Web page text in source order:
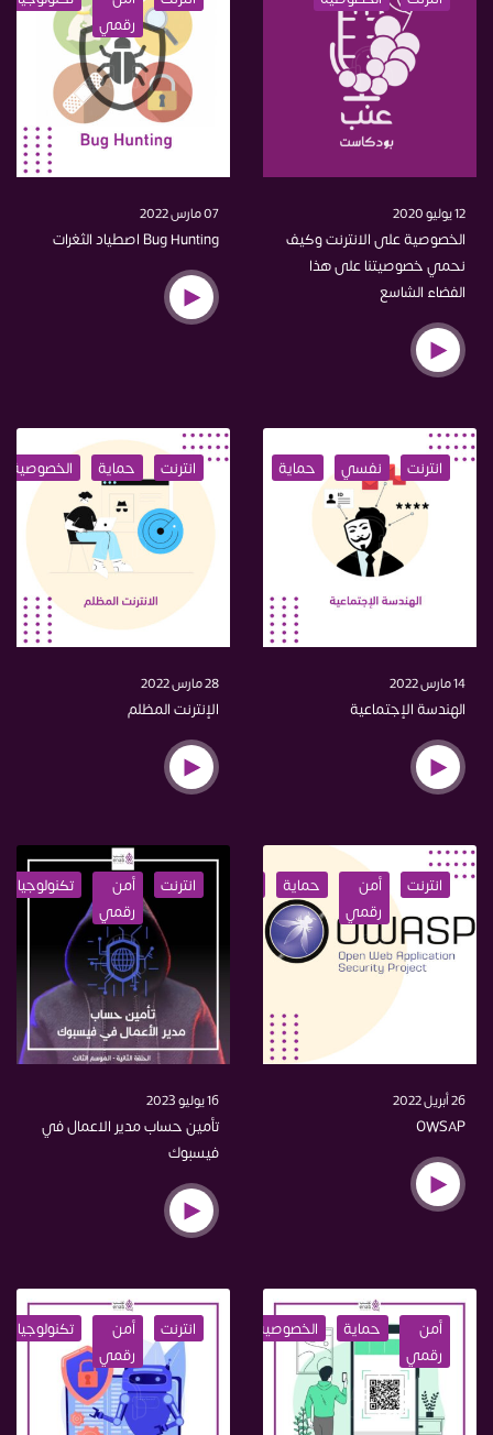
12 يوليو 2020
الخصوصية على الانترنت وكيف
نحمي خصوصيتنا على هذا
الفضاء الشاسع
رقمي
07 مارس 2022
Bug Hunting اصطياد الثغرات
انترنت نفسي حماية اختراق
14 مارس 2022
الهندسة الإجتماعية
انترنت حماية الخصوصية
28 مارس 2022
الإنترنت المظلم
انترنت
أمن
رقمي
حماية اختراق
26 أبريل 2022
OWSAP
انترنت
أمن
رقمي
تكنولوجيا
16 يوليو 2023
تأمين حساب مدير الاعمال في
فيسبوك
أمن
رقمي
حماية الخصوصية اختراقانترنت
أمن
رقمي
تكنولوجيا